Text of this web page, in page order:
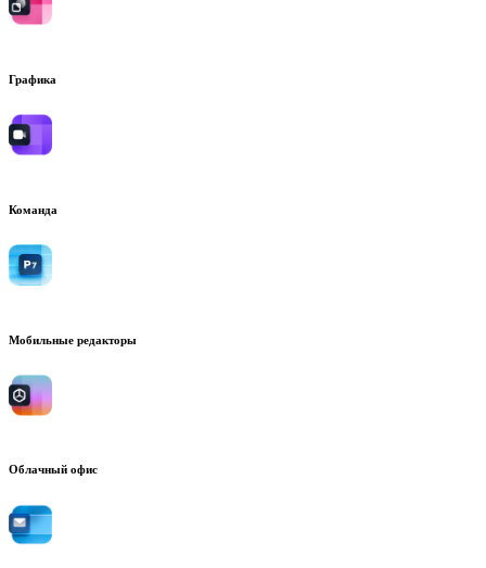
Графика
Команда
Мобильные редакторы
Облачный офис